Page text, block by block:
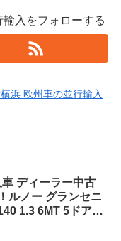
入をフォローする
浜 欧州車の並行輸入
ディーラー中古
ルノー グランセニ
1.3 6MT 5ドア